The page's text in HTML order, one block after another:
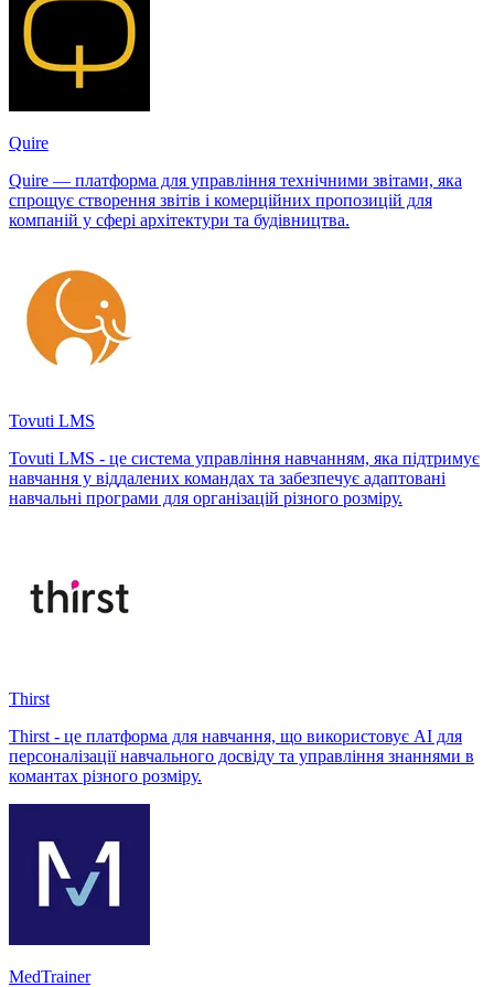
Quire
Quire — платформа для управління технічними звітами, яка
спрощує створення звітів і комерційних пропозицій для
компаній у сфері архітектури та будівництва.
Tovuti LMS
Tovuti LMS - це система управління навчанням, яка підтримує
навчання у віддалених командах та забезпечує адаптовані
навчальні програми для організацій різного розміру.
Thirst
Thirst - це платформа для навчання, що використовує AI для
персоналізації навчального досвіду та управління знаннями в
комантах різного розміру.
MedTrainer